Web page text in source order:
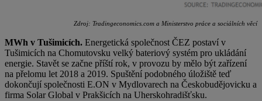
Zdroj: Tradingeconomics.com a Ministerstvo práce a sociálních věcí
MWh v Tušimicích. Energetická společnost ČEZ postaví v
Tušimicích na Chomutovsku velký bateriový systém pro ukládání
energie. Stavět se začne příští rok, v provozu by mělo být zařízení
na přelomu let 2018 a 2019. Spuštění podobného úložiště teď
dokončují společnosti E.ON v Mydlovarech na Českobudějovicku a
firma Solar Global v Prakšicích na Uherskohradišťsku.